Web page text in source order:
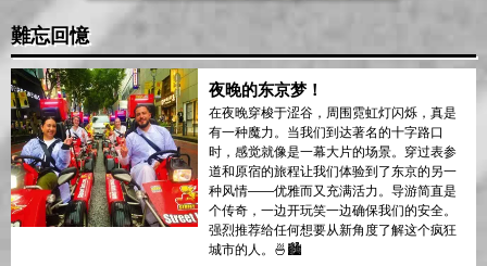
難忘回憶
夜晚的东京梦！
在夜晚穿梭于涩谷，周围霓虹灯闪烁，真是
有一种魔力。当我们到达著名的十字路口
时，感觉就像是一幕大片的场景。穿过表参
道和原宿的旅程让我们体验到了东京的另一
种风情——优雅而又充满活力。导游简直是
个传奇，一边开玩笑一边确保我们的安全。
强烈推荐给任何想要从新角度了解这个疯狂
城市的人。🍜🏙️